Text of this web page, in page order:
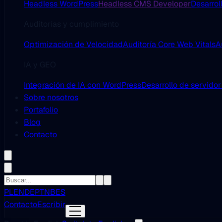
Headless WordPressHeadless CMS Developer
Optimización de VelocidadAuditoría Core Web Vitals
Integración de IA con WordPressDesarrollo de
Sobre nosotros
Portafolio
Blog
Contacto
PLENDEPTNBES
ContactoEscribir